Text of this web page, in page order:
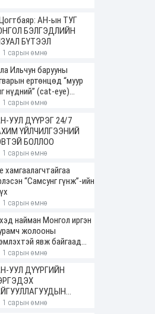
АН-ын ТУГ
БЭЛГЭДЛИЙН
БҮТЭЭЛ
1 сарын өмнө
Ильчун барууны
ертөнцөд “муур
нүдний” (cat-eye)
трендийг оруулж
1 сарын өмнө
УУЛ ДҮҮРЭГ 24/7
ҮЙЛЧИЛГЭЭНИЙ
БОЛЛОО
1 сарын өмнө
хамгаалагчтайгаа
“Самсунг гүнж”-ийн
1 сарын өмнө
найман Монгол иргэн
жолооны
явж байгаад
1 сарын өмнө
УУЛ ДҮҮРГИЙН
АЖИЛТНЫ
1 сарын өмнө